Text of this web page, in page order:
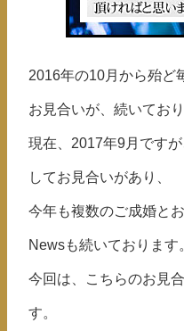
2016年の10月から殆ど
お見合いが、続いており
現在、2017年9月です
してお見合いがあり、
今年も複数のご成婚と
Newsも続いております
今回は、こちらのお見
す。